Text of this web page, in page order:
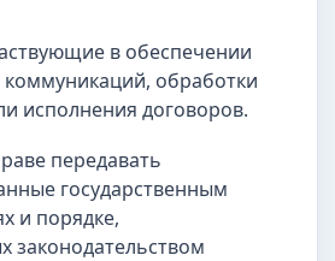
в обеспечении
коммуникаций, обработки
исполнения договоров.
передавать
государственным
и порядке,
законодательством